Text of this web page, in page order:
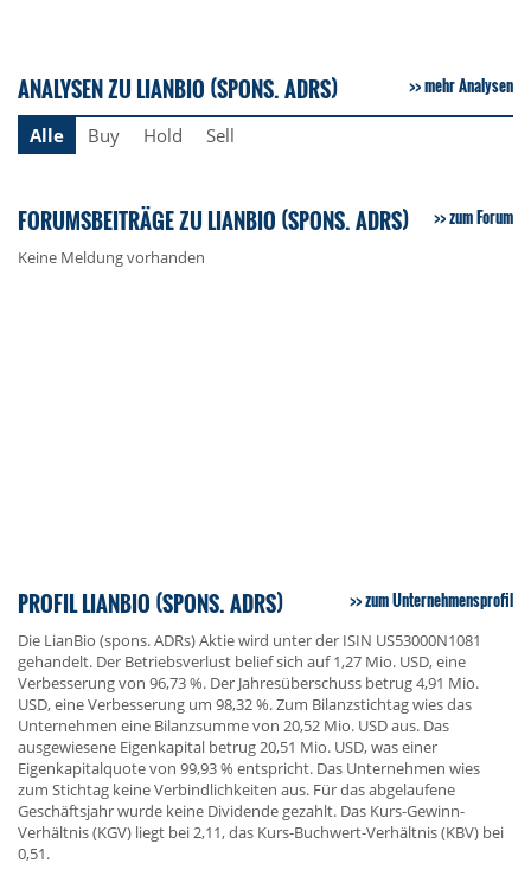
ANALYSEN ZU LIANBIO (SPONS. ADRS) mehr Analysen
Alle Buy Hold Sell
FORUMSBEITRÄGE ZU LIANBIO (SPONS. ADRS) zum Forum
Keine Meldung vorhanden
PROFIL LIANBIO (SPONS. ADRS) zum Unternehmensprofil
Die LianBio (spons. ADRs) Aktie wird unter der ISIN US53000N1081
gehandelt. Der Betriebsverlust belief sich auf 1,27 Mio. USD, eine
Verbesserung von 96,73 %. Der Jahresüberschuss betrug 4,91 Mio.
USD, eine Verbesserung um 98,32 %. Zum Bilanzstichtag wies das
Unternehmen eine Bilanzsumme von 20,52 Mio. USD aus. Das
ausgewiesene Eigenkapital betrug 20,51 Mio. USD, was einer
Eigenkapitalquote von 99,93 % entspricht. Das Unternehmen wies
zum Stichtag keine Verbindlichkeiten aus. Für das abgelaufene
Geschäftsjahr wurde keine Dividende gezahlt. Das Kurs-Gewinn-
Verhältnis (KGV) liegt bei 2,11, das Kurs-Buchwert-Verhältnis (KBV) bei
0,51.